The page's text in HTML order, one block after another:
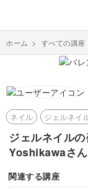
ホーム > すべての講座
ネイル ジェルネイ
ジェルネイル
Yoshikawaさ
関連する講座